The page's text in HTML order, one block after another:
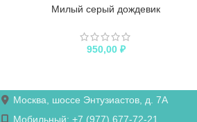
Милый серый дождевик
950,00 ₽
Москва, шоссе Энтузиастов, д. 7А
Мобильный: +7 (977) 677-72-21